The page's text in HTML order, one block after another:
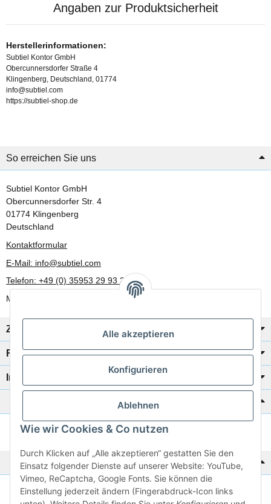
Alle akzeptieren
Konfigurieren
Ablehnen
Wie wir Cookies & Co nutzen
Durch Klicken auf „Alle akzeptieren“ gestatten Sie den
Einsatz folgender Dienste auf unserer Website: YouTube,
Vimeo, ReCaptcha, Google Fonts. Sie können die
Einstellung jederzeit ändern (Fingerabdruck-Icon links
Angaben zur Produktsicherheit
Herstellerinformationen:
Subtiel Kontor GmbH
Obercunnersdorfer Straße 4
Klingenberg, Deutschland, 01774
info@subtiel.com
https://subtiel-shop.de
So erreichen Sie uns
Subtiel Kontor GmbH
Obercunnersdorfer Str. 4
01774 Klingenberg
Deutschland
Kontaktformular
E-Mail: info@subtiel.com
Telefon: +49 (0) 35953 29 93 30
Mo-Fr: 8:00 Uhr - 17:00 Uhr
Zahlung/Versand
Rechtliches
Informationen
Katalog zur Hand?
Zur Schnellbestellung
Noch kein Katalog?
Preisliste anschauen